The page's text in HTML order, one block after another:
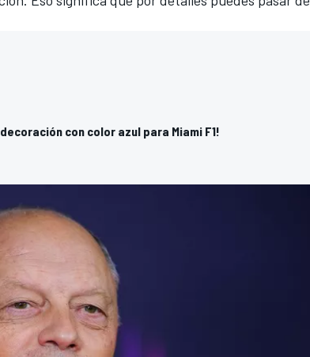
con color azul para Miami F1!